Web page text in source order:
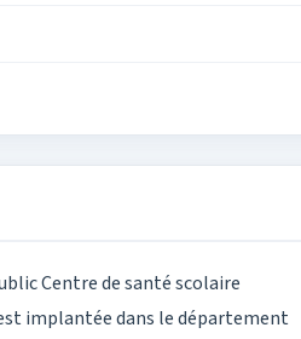
Centre de santé scolaire
est implantée dans le département